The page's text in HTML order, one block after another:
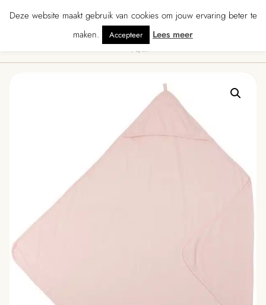
· Gratis verzending vanaf € 70 · Gratis kaartje met je bestelling •
Deze website maakt gebruik van cookies om jouw ervaring beter te
maken.
Accepteer Lees meer